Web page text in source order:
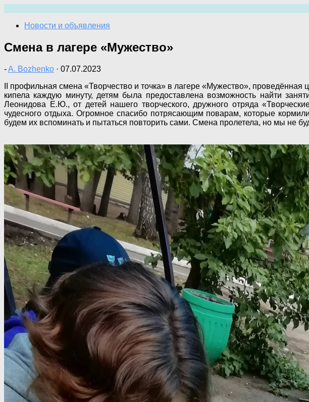
содержимому
Новости и объявления
Смена в лагере «Мужество»
-A. Bozhenko · 07.07.2023
II профильная смена «Творчество и точка» в лагере «Мужество»,
кипела каждую минуту, детям была предоставлена возможность найти
Леонидова Е.Ю., от детей нашего творческого, дружного отряда
чудесного отдыха. Огромное спасибо потрясающим поварам, которые
будем их вспоминать и пытаться повторить сами. Смена пролетела, но мы